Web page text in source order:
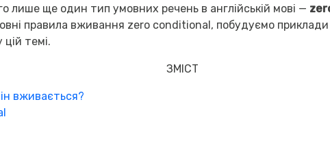
лише ще один тип умовних речень в англійській мові —
правила вживання zero conditional, побудуємо
темі.
ЗМІСТ
вживається?